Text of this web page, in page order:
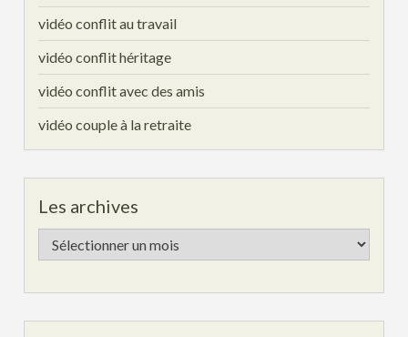
vidéo conflit au travail
vidéo conflit héritage
vidéo conflit avec des amis
vidéo couple à la retraite
Les archives
Les
archives